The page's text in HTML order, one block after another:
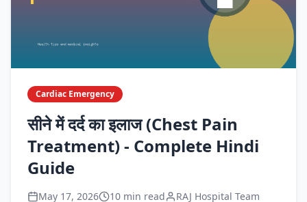
Cardiac Emergency
सीने में दर्द का इलाज (Chest Pain
Treatment) - Complete Hindi
Guide
May 17, 2026 10 min read RAJ Hospital Team